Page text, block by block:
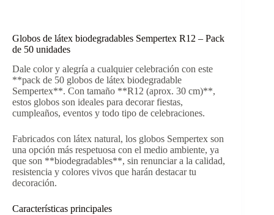
Globos de látex biodegradables Sempertex R12 – Pack
de 50 unidades
Dale color y alegría a cualquier celebración con este
**pack de 50 globos de látex biodegradable
Sempertex**. Con tamaño **R12 (aprox. 30 cm)**,
estos globos son ideales para decorar fiestas,
cumpleaños, eventos y todo tipo de celebraciones.
Fabricados con látex natural, los globos Sempertex son
una opción más respetuosa con el medio ambiente, ya
que son **biodegradables**, sin renunciar a la calidad,
resistencia y colores vivos que harán destacar tu
decoración.
Características principales